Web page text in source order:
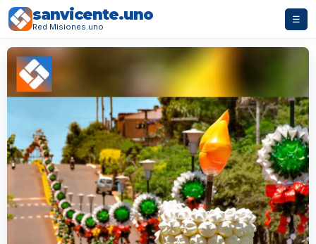
sanvicente.uno
Red Misiones.uno
☰